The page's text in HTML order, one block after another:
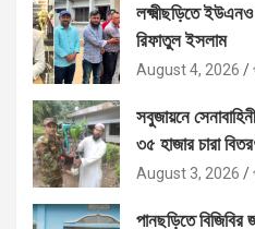
লক্ষ্মীছড়িতে
রিফাতুল ইসলাম
August 4, 2026
সবুজায়নে
৩৫ হাজার চারা
August 3, 2026
পানছড়িতে